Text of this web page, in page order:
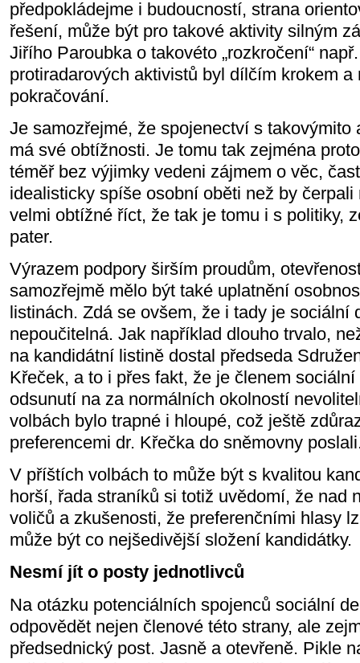
předpokládejme i budoucností, strana
řešení, může být pro takové aktivity silným
Jiřího Paroubka o takovéto „rozkročení“
protiradarových aktivistů byl dílčím krokem a
pokračování.
Je samozřejmé, že spojenectví s takovýmito
má své obtížnosti. Je tomu tak zejména
téměř bez výjimky vedeni zájmem o věc,
idealisticky spíše osobní oběti než by
velmi obtížné říct, že tak je tomu i s politiky,
pater.
Výrazem podpory širším proudům,
samozřejmě mělo být také uplatnění
listinách. Zdá se ovšem, že i tady je sociální
nepoučitelná. Jak například dlouho trvalo,
na kandidátní listině dostal předseda
Křeček, a to i přes fakt, že je členem
odsunutí na za normálních okolností
volbách bylo trapné i hloupé, což ještě
preferencemi dr. Křečka do sněmovny
V příštích volbách to může být s kvalitou
horší, řada straníků si totiž uvědomí, že nad
voličů a zkušenosti, že preferenčními hlasy
může být co nejšedivější složení kandidátky.
Nesmí jít o posty jednotlivců
Na otázku potenciálních spojenců sociální
odpovědět nejen členové této strany, ale
předsednický post. Jasně a otevřeně. Pikle